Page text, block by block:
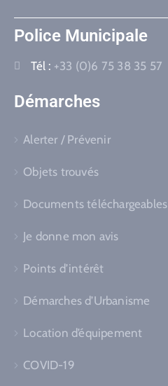
Police Municipale
Tél : +33 (0)6 75 38 35 57
Démarches
Alerter / Prévenir
Objets trouvés
Documents téléchargeables
Je donne mon avis
Points d’intérêt
Démarches d’Urbanisme
Location d’équipement
COVID-19